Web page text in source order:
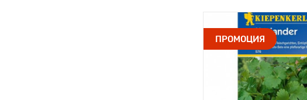
ПРОМОЦИЯ